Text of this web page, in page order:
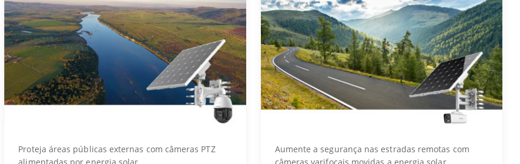
Proteja áreas públicas externas com câmeras PTZ
Aumente a segurança nas estradas remotas com